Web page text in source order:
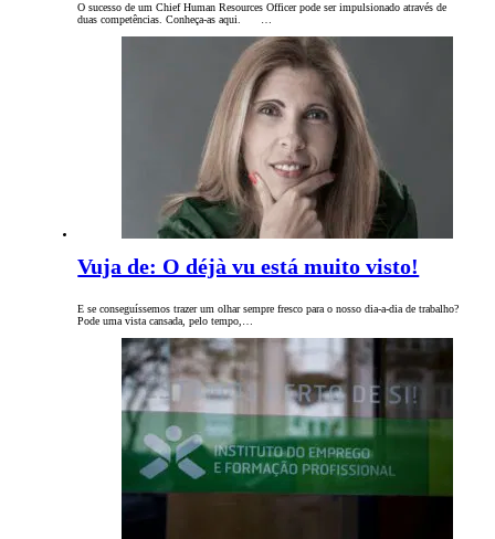
O sucesso de um Chief Human Resources Officer pode ser impulsionado através de
duas competências. Conheça-as aqui. …
Vuja de: O déjà vu está muito visto!
E se conseguíssemos trazer um olhar sempre fresco para o nosso dia-a-dia de trabalho?
Pode uma vista cansada, pelo tempo,…